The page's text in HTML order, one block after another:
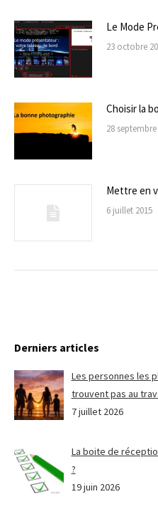
Le Mode
23 octobre
Choisir la
28 septembre
Mettre en
6 juillet 2015
Derniers articles
Les personnes les
trouvent pas au
7 juillet 2026
La boite de
?
19 juin 2026